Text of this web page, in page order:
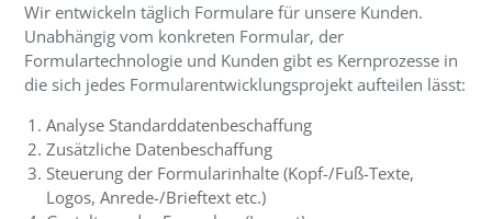
Wir entwickeln täglich Formulare für unsere Kunden.
Unabhängig vom konkreten Formular, der
Formulartechnologie und Kunden gibt es Kernprozesse in
die sich jedes Formularentwicklungsprojekt aufteilen lässt:
Analyse Standarddatenbeschaffung
Zusätzliche Datenbeschaffung
Steuerung der Formularinhalte (Kopf-/Fuß-Texte,
Logos, Anrede-/Brieftext etc.)